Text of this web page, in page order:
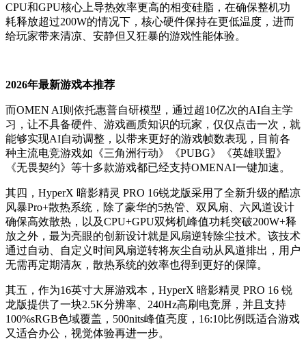
CPU和GPU核心上导热效率更高的相变硅脂，在确保整机功
耗释放超过200W的情况下，核心硬件保持在更低温度，进而
给玩家带来清凉、安静但又狂暴的游戏性能体验。
2026年最新游戏本推荐
而OMEN AI则依托惠普自研模型，通过超10亿次的AI自主学
习，让不具备硬件、游戏画质知识的玩家，仅仅点击一次，就
能够实现AI自动调整，以带来更好的游戏帧数表现，目前各
种主流电竞游戏如《三角洲行动》《PUBG》《英雄联盟》
《无畏契约》等十多款游戏都已经支持OMENAI一键加速。
其四，HyperX 暗影精灵 PRO 16锐龙版采用了全新升级的酷凉
风暴Pro+散热系统，除了豪华的5热管、双风扇、六风道设计
确保高效散热，以及CPU+GPU双烤机峰值功耗突破200W+释
放之外，最为亮眼的创新设计就是风扇逆转除尘技术。该技术
通过自动、自定义时间风扇逆转将灰尘自动从风道排出，用户
无需再定期清灰，散热系统的效率也得到更好的保障。
其五，作为16英寸大屏游戏本，HyperX 暗影精灵 PRO 16 锐
龙版提供了一块2.5K分辨率、240Hz高刷电竞屏，并且支持
100%sRGB色域覆盖，500nits峰值亮度，16:10比例既适合游戏
又适合办公，视觉体验再进一步。